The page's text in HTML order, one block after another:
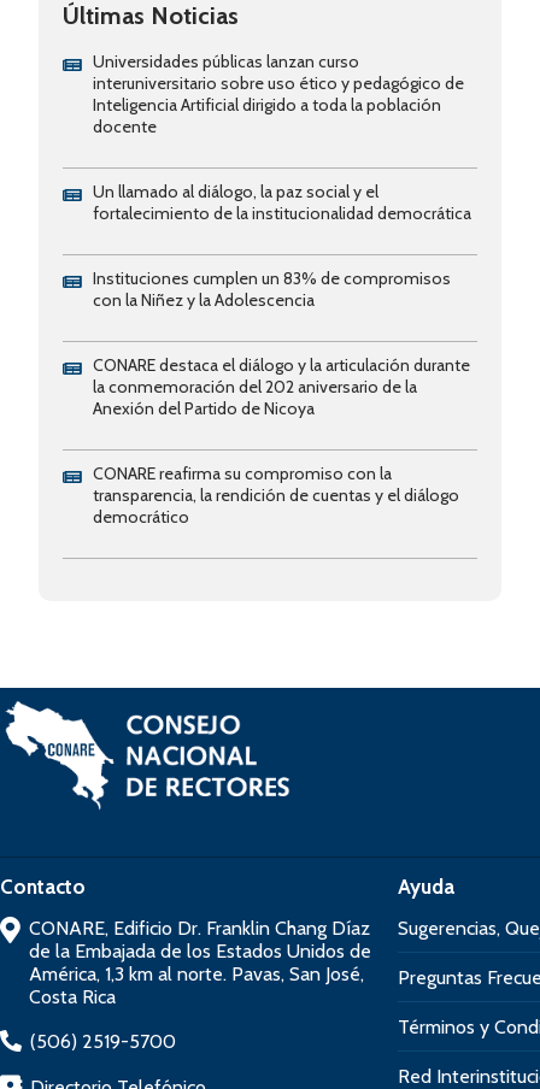
Últimas Noticias
Universidades públicas lanzan curso
interuniversitario sobre uso ético y pedagógico de
Inteligencia Artificial dirigido a toda la población
docente
Un llamado al diálogo, la paz social y el
fortalecimiento de la institucionalidad democrática
Instituciones cumplen un 83% de compromisos
con la Niñez y la Adolescencia
CONARE destaca el diálogo y la articulación durante
la conmemoración del 202 aniversario de la
Anexión del Partido de Nicoya
CONARE reafirma su compromiso con la
transparencia, la rendición de cuentas y el diálogo
democrático
Contacto
CONARE, Edificio Dr. Franklin Chang Díaz
de la Embajada de los Estados Unidos de
América, 1,3 km al norte. Pavas, San José,
Costa Rica
(506) 2519-5700
Ayuda
Sugerencias,
Preguntas
Términos y
Red